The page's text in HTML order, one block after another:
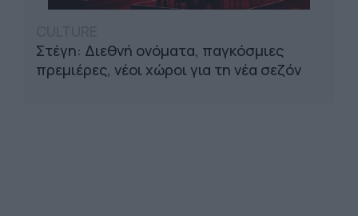
Στέγη: Διεθνή ονόματα, παγκόσμιες
πρεμιέρες, νέοι χώροι για τη νέα σεζόν